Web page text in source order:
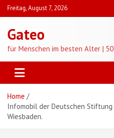
Skip
to
Freitag, August 7, 2026
Gateo
für Menschen im besten Alter |
Home
Infomobil der Deutschen Stiftung
Wiesbaden.